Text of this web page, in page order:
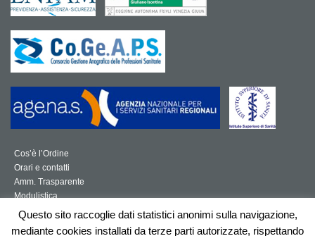
Cos’è l’Ordine
Orari e contatti
Amm. Trasparente
Modulistica
Norme per la professione sanitaria
Questo sito raccoglie dati statistici anonimi sulla navigazione,
mediante cookies installati da terze parti autorizzate, rispettando